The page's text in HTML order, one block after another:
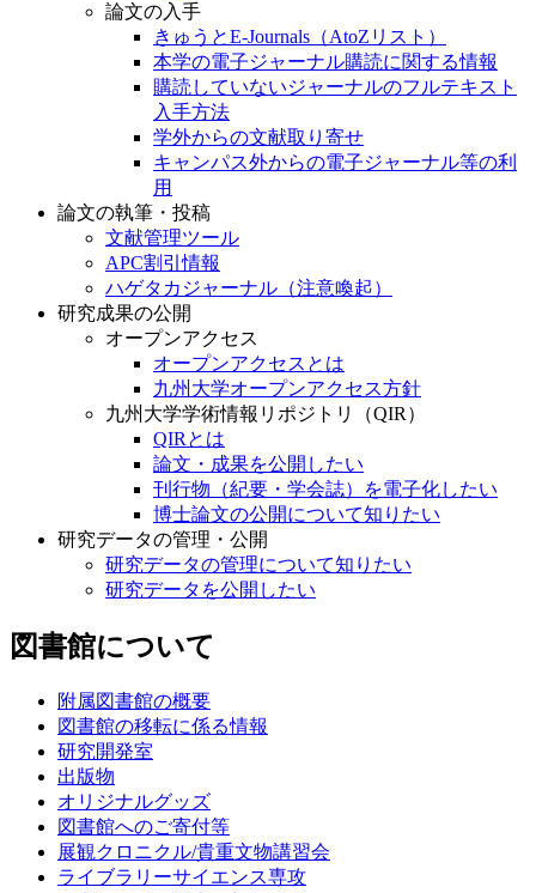
論文の入手
きゅうとE-Journals（AtoZリスト）
本学の電子ジャーナル購読に関する情報
購読していないジャーナルのフルテキスト
入手方法
学外からの文献取り寄せ
キャンパス外からの電子ジャーナル等の利
用
論文の執筆・投稿
文献管理ツール
APC割引情報
ハゲタカジャーナル（注意喚起）
研究成果の公開
オープンアクセス
オープンアクセスとは
九州大学オープンアクセス方針
九州大学学術情報リポジトリ（QIR）
QIRとは
論文・成果を公開したい
刊行物（紀要・学会誌）を電子化したい
博士論文の公開について知りたい
研究データの管理・公開
研究データの管理について知りたい
研究データを公開したい
図書館について
附属図書館の概要
図書館の移転に係る情報
研究開発室
出版物
オリジナルグッズ
図書館へのご寄付等
展観クロニクル/貴重文物講習会
ライブラリーサイエンス専攻